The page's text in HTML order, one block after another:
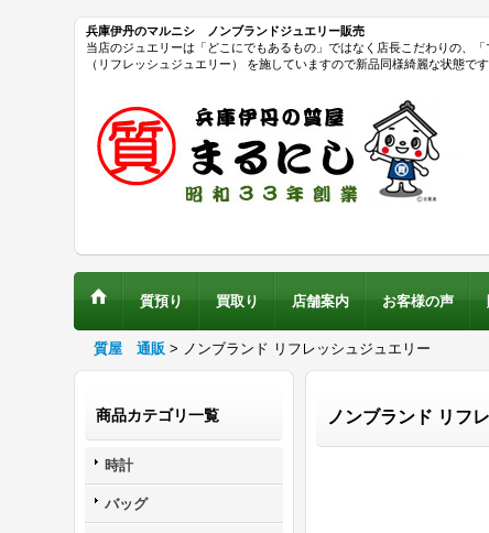
兵庫伊丹のマルニシ ノンブランドジュエリー販売
当店のジュエリーは「どこにでもあるもの」ではなく店長こだわりの、
（リフレッシュジュエリー） を施していますので新品同様綺麗な状態です
質預り 買取り 店舗案内 お客様の声
質屋 通販 > ノンブランド リフレッシュジュエリー
商品カテゴリ一覧
時計
バッグ
ノンブランド リフ